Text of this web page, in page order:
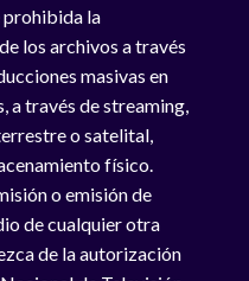
prohibida la
los archivos a través
masivas en
a través de streaming,
o satelital,
físico.
o emisión de
de cualquier otra
de la autorización